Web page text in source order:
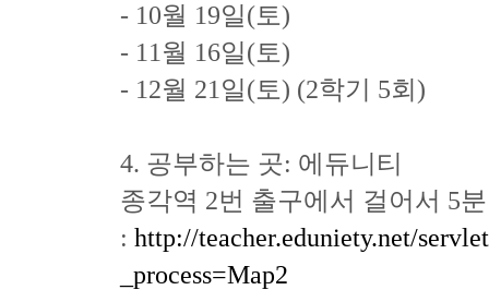
- 10월 19일(토)
- 11월 16일(토)
- 12월 21일(토) (2학기 5회)
4. 공부하는 곳: 에듀니티
종각역 2번 출구에서 걸어서 5
: http://teacher.eduniety.net/
_process=Map2